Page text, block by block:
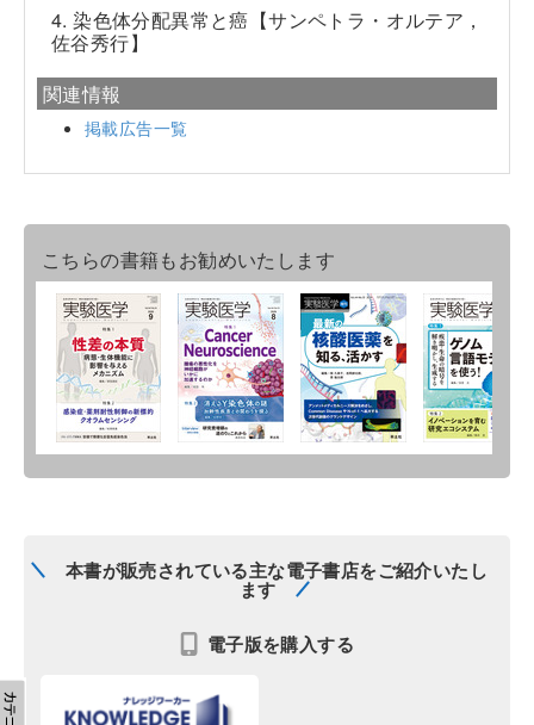
4. 染色体分配異常と癌【サンペトラ・オルテア，
佐谷秀行】
関連情報
掲載広告一覧
こちらの書籍もお勧めいたします
本書が販売されている主な電子書店をご紹介いたし
ます
電子版を購入する